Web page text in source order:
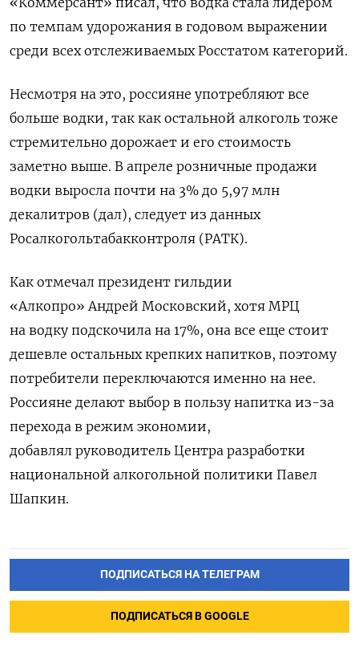
по темпам удорожания в годовом выражении
среди всех отслеживаемых Росстатом категорий.
Несмотря на это, россияне употребляют все
больше водки, так как остальной алкоголь тоже
стремительно дорожает и его стоимость
заметно выше. В апреле розничные продажи
водки выросла почти на 3% до 5,97 млн
декалитров (дал), следует из данных
Росалкогольтабакконтроля (РАТК).
Как отмечал президент гильдии
«Алкопро» Андрей Московский, хотя МРЦ
на водку подскочила на 17%, она все еще стоит
дешевле остальных крепких напитков, поэтому
потребители переключаются именно на нее.
Россияне делают выбор в пользу напитка из-за
перехода в режим экономии,
добавлял руководитель Центра разработки
национальной алкогольной политики Павел
Шапкин.
ПОДПИСАТЬСЯ НА ТЕЛЕГРАМ
ПОДПИСАТЬСЯ В GOOGLE